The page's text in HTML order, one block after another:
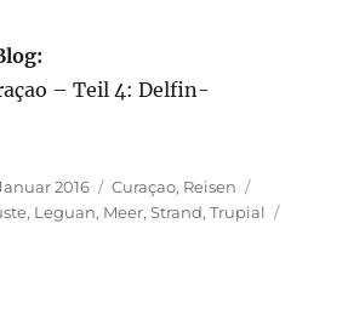
– Teil 4: Delfin-
2016 Kategorien
Curaçao, Reisen
, Leguan, Meer,Strand,Trupial